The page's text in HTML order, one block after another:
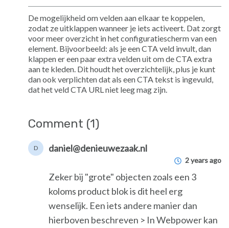
De mogelijkheid om velden aan elkaar te koppelen,
zodat ze uitklappen wanneer je iets activeert. Dat zorgt
voor meer overzicht in het configuratiescherm van een
element. Bijvoorbeeld: als je een CTA veld invult, dan
klappen er een paar extra velden uit om de CTA extra
aan te kleden. Dit houdt het overzichtelijk, plus je kunt
dan ook verplichten dat als een CTA tekst is ingevuld,
dat het veld CTA URL niet leeg mag zijn.
Comment (1)
D daniel@denieuwezaak.nl
2 years ago
Zeker bij "grote" objecten zoals een 3
koloms product blok is dit heel erg
wenselijk. Een iets andere manier dan
hierboven beschreven > In Webpower kan